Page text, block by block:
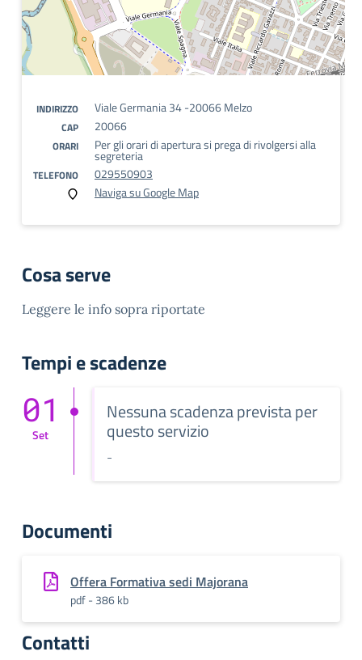
INDIRIZZO Viale Germania 34 -20066 Melzo
CAP 20066
ORARI Per gli orari di apertura si prega di rivolgersi alla
segreteria
TELEFONO
029550903
Naviga su Google Map
Cosa serve
Leggere le info sopra riportate
Tempi e scadenze
01
Set
Nessuna scadenza prevista per
questo servizio
-
Documenti
Offera Formativa sedi Majorana
pdf - 386 kb
Contatti